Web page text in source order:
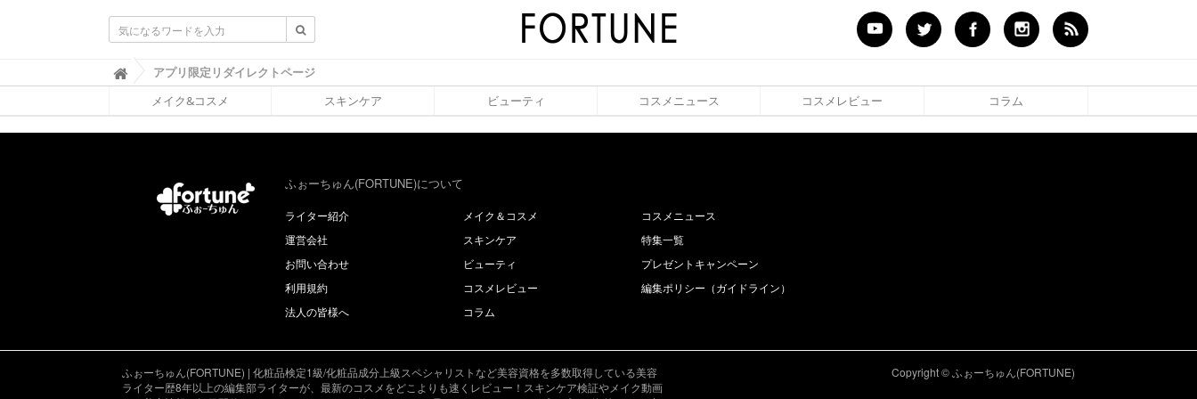
ふ
ぉ
ち
ゅ
アプリ限定リダイレクトページ
メイク&コスメ スキンケア ビューティ コスメニュース コスメレビュー コラム
ふぉーちゅん(FORTUNE)について
ライター紹介
運営会社
お問い合わせ
利用規約
法人の皆様へ
メイク＆コスメ
スキンケア
ビューティ
コスメレビュー
コラム
コスメニュース
特集一覧
プレゼントキャンペーン
編集ポリシー（ガイドライン）
ふぉーちゅん(FORTUNE) | 化粧品検定1級/化粧品成分上級スペシャリストなど美容資格を多数取得している美容
ライター歴8年以上の編集部ライターが、最新のコスメをどこよりも速くレビュー！スキンケア検証やメイク動画
Copyright © ふぉーちゅん(FORTUNE)